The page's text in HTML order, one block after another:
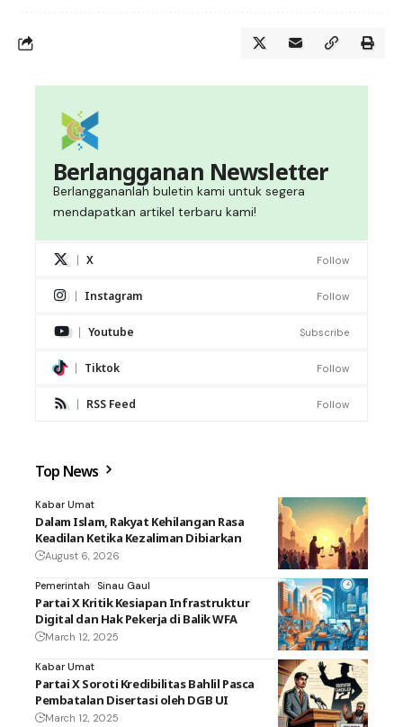
Berlangganan Newsletter
Berlanggananlah buletin kami untuk segera
mendapatkan artikel terbaru kami!
X Follow
Instagram Follow
Youtube Subscribe
Tiktok Follow
RSS Feed Follow
Top News
Kabar Umat
Dalam Islam, Rakyat Kehilangan Rasa
Keadilan Ketika Kezaliman Dibiarkan
August 6, 2026
Pemerintah Sinau Gaul
Partai X Kritik Kesiapan Infrastruktur
Digital dan Hak Pekerja di Balik WFA
March 12, 2025
Kabar Umat
Partai X Soroti Kredibilitas Bahlil Pasca
Pembatalan Disertasi oleh DGB UI
March 12, 2025